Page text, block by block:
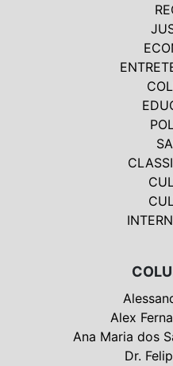
Alex
Ana Maria dos
Dr.